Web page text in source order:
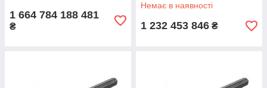
1 664 784 188 481
₴
Немає в наявності
1 232 453 846 ₴